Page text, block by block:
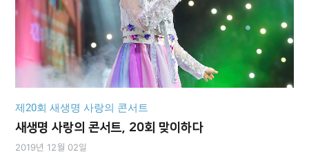
제20회 새생명 사랑의 콘서트
새생명 사랑의 콘서트, 20회 맞이하다
2019년 12월 02일